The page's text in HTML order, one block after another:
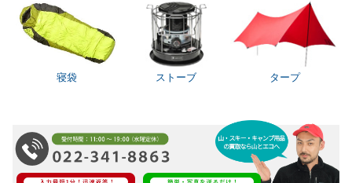
寝袋 ストーブ タープ